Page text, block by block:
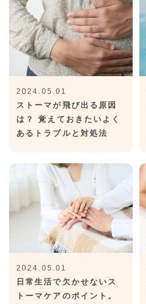
2024.05.01
ストーマが飛び出る原因
は？ 覚えておきたいよく
あるトラブルと対処法
2024.05.01
日常生活で欠かせないス
トーマケアのポイント。